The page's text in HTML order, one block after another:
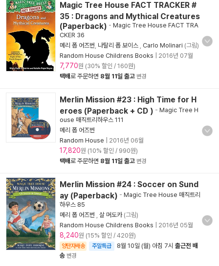
Magic Tree House FACT TRACKER #
35 : Dragons and Mythical Creatures
(Paperback) - Magic Tree House FACT TRA
CKER 36
메리 폽 어즈번 나탈리 폽 보이스 Carlo Molinari (그림)
Random House Childrens Books
2016년 07월
7,770원 (30% 할인 / 160원)
택배로 주문하면 8월 11일 출고 변경
Merlin Mission #23 : High Time for H
eroes (Paperback + CD ) - Magic Tree H
ouse 매직트리하우스 111
메리 폽 어즈번
Random House
2016년 06월
17,820원 (10% 할인 / 990원)
택배로 주문하면 8월 11일 출고 변경
Merlin Mission #24 : Soccer on Sund
ay (Paperback) - Magic Tree House 매직트리
하우스 85
메리 폽 어즈번
살 머도카(그림)
Random House Childrens Books
2016년 05월
8,240원 (15% 할인 / 420원)
양탄자배송 주말특급 8월 10일 (월) 아침 7시 출근전 배
송 변경